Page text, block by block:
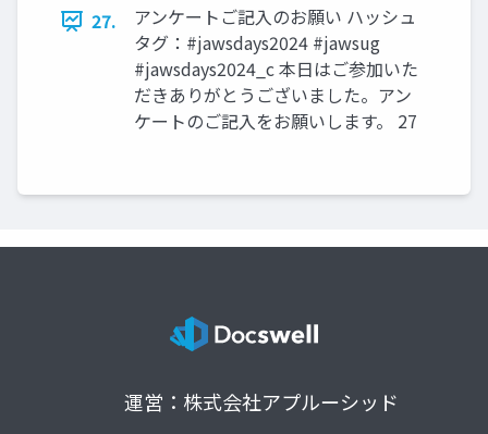
27.
アンケートご記入のお願い ハッシュ
タグ：#jawsdays2024 #jawsug
#jawsdays2024_c 本⽇はご参加いた
だきありがとうございました。アン
ケートのご記⼊をお願いします。 27
運営：株式会社アプルーシッド